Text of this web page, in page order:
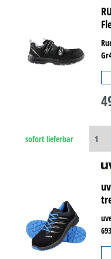
sofort lieferbar